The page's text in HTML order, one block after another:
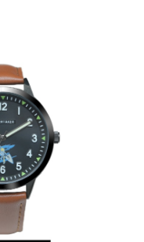
計 〜シン 共